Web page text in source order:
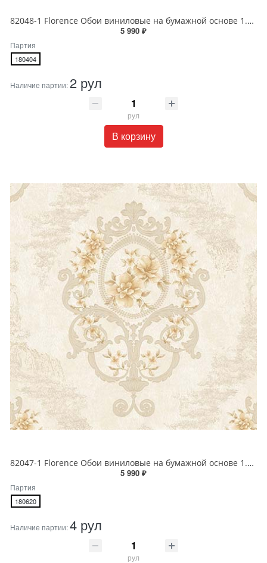
82048-1 Florence Обои виниловые на бумажной основе 1.06*15.6
5 990 ₽
Партия
180404
Наличие партии: 2 рул
рул
В корзину
82047-1 Florence Обои виниловые на бумажной основе 1.06*15.6
5 990 ₽
Партия
180620
Наличие партии:4 рул
рул